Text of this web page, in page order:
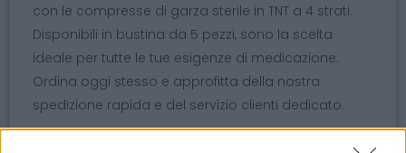
con le compresse di garza sterile in TNT a 4 strati.
Disponibili in bustina da 5 pezzi, sono la scelta
ideale per tutte le tue esigenze di medicazione.
Ordina oggi stesso e approfitta della nostra
spedizione rapida e del servizio clienti dedicato.